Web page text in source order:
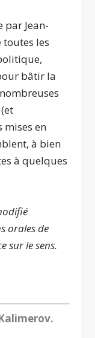
par Jean-
toutes les
bâtir la
mises en
à bien
à quelques
orales de
sur le sens.